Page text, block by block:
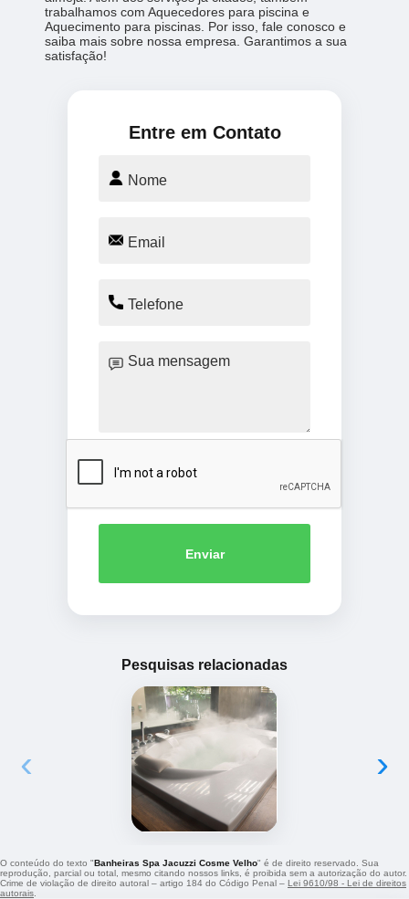
trabalhamos com Aquecedores para piscina e
Aquecimento para piscinas. Por isso, fale conosco e
saiba mais sobre nossa empresa. Garantimos a sua
satisfação!
Entre em Contato
Enviar
Pesquisas relacionadas
‹ ›
O conteúdo do texto "Banheiras Spa Jacuzzi Cosme Velho" é de direito reservado. Sua
reprodução, parcial ou total, mesmo citando nossos links, é proibida sem a autorização do autor.
Crime de violação de direito autoral – artigo 184 do Código Penal – Lei 9610/98 - Lei de direitos
autorais